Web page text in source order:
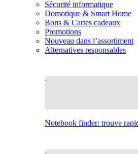
Sécurité informatique
Domotique & Smart Home
Bons & Cartes cadeaux
Promotions
Nouveau dans l’assortiment
Alternatives responsables
Notebook finder: trouve